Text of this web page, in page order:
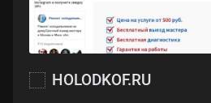
HOLODKOF.RU